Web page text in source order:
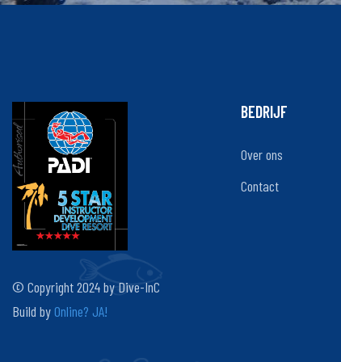
© Copyright 2024 by Dive-InC
Build byOnline? JA!
BEDRIJF
Over ons
Contact